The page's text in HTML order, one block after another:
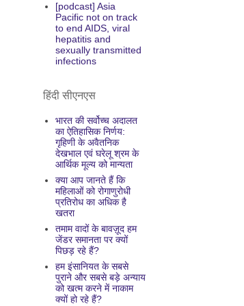
[podcast] Asia
Pacific not on track
to end AIDS, viral
hepatitis and
sexually transmitted
infections
हिंदी सीएनएस
भारत की सर्वोच्च अदालत
का ऐतिहासिक निर्णय:
गृहिणी के अवैतनिक
देखभाल एवं घरेलू श्रम के
आर्थिक मूल्य को मान्यता
क्या आप जानते हैं कि
महिलाओं को रोगाणुरोधी
प्रतिरोध का अधिक है
खतरा
तमाम वादों के बावज़ूद हम
जेंडर समानता पर क्यों
पिछड़ रहे हैं?
हम इंसानियत के सबसे
पुराने और सबसे बड़े अन्याय
को खत्म करने में नाकाम
क्यों हो रहे हैं?